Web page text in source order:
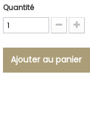
Quantité
Ajouter au panier